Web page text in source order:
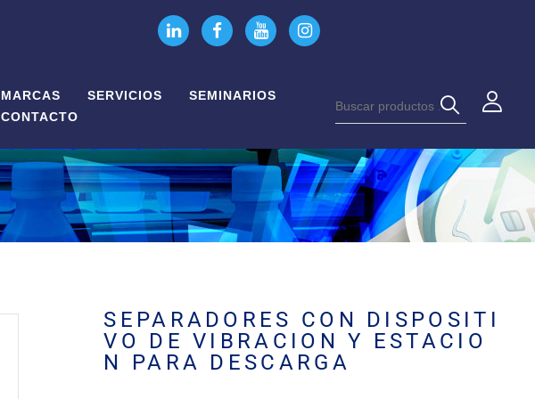
MARCAS SERVICIOS
SEMINARIOS
CONTACTO
SEPARADORES CON DISPOSITI
VO DE VIBRACION Y ESTACIO
N PARA DESCARGA